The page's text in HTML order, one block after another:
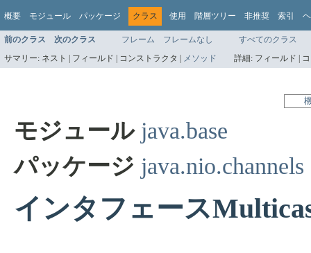
概要 モジュール パッケージ クラス 使用 階層ツリー 非推奨 索引
前のクラス 次のクラス フレーム フレームなし
すべてのクラス
サマリー: ネスト | フィールド | コンストラクタ | メソッド 詳細: フィールド |
モジュール java.base
パッケージ java.nio.channels
インタフェース